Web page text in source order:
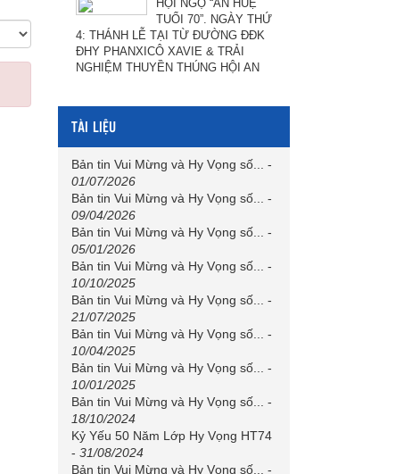
HỘI NGỘ “ÂN HUỆ
TUỔI 70”. NGÀY THỨ
4: THÁNH LỄ TẠI TỪ ĐƯỜNG ĐĐK
ĐHY PHANXICÔ XAVIE & TRẢI
NGHIỆM THUYỀN THÚNG HỘI AN
TÀI LIỆU
Bản tin Vui Mừng và Hy Vọng số...
-
01/07/2026
Bản tin Vui Mừng và Hy Vọng số...
-
09/04/2026
Bản tin Vui Mừng và Hy Vọng số...
-
05/01/2026
Bản tin Vui Mừng và Hy Vọng số...
-
10/10/2025
Bản tin Vui Mừng và Hy Vọng số...
-
21/07/2025
Bản tin Vui Mừng và Hy Vọng số...
-
10/04/2025
Bản tin Vui Mừng và Hy Vọng số...
-
10/01/2025
Bản tin Vui Mừng và Hy Vọng số...
-
18/10/2024
Kỷ Yếu 50 Năm Lớp Hy Vọng HT74
- 31/08/2024
Bản tin Vui Mừng và Hy Vọng số...
-